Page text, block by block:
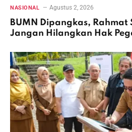
NASIONAL Agustus 2, 2026
BUMN Dipangkas,
Jangan Hilangkan Hak